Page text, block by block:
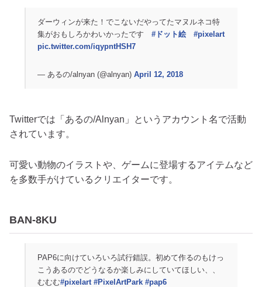
ダーウィンが来た！でこないだやってたマヌルネコ特
集がおもしろかわいかったです #ドット絵
#pixelart
pic.twitter.com/iqypntHSH7
— あるの/alnyan (@alnyan) April 12, 2018
Twitterでは「あるの/Alnyan」というアカウント名で活動
されています。
可愛い動物のイラストや、ゲームに登場するアイテムなど
を多数手がけているクリエイターです。
BAN-8KU
PAP6に向けていろいろ試行錯誤。初めて作るのもけっ
こうあるのでどうなるか楽しみにしていてほしい、、
むむむ#pixelart #PixelArtPark #pap6